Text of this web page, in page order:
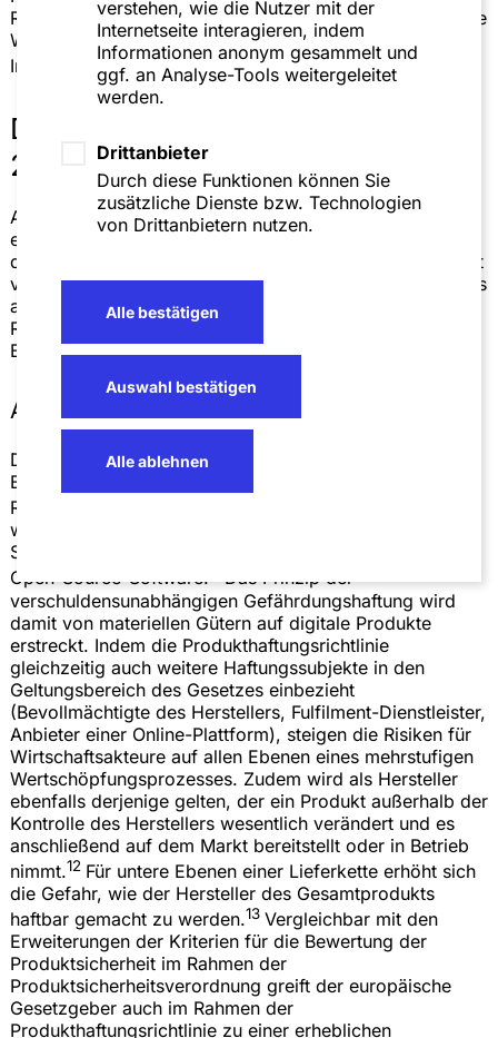
verstehen, wie die Nutzer mit der
Internetseite interagieren, indem
Informationen anonym gesammelt und
ggf. an Analyse-Tools weitergeleitet
werden.
Drittanbieter
Durch diese Funktionen können Sie
zusätzliche Dienste bzw. Technologien
von Drittanbietern nutzen.
Alle bestätigen
Auswahl bestätigen
Alle ablehnen
Recht auf Abhilfe verbandsklagefähig, sodass betroffene
Wirtschaftsakteure zukünftig vermehrt gebündelter
Inanspruchnahme ausgesetzt sein werden.9
Die Produkthaftungsrichtlinie (EU)
2024/2853
Auch die neue Produkthaftungsrichtlinie
hebt den
europäischen Rechtsrahmen für Produkthaftung in das
digitale Zeitalter. Der europäische Gesetzgeber erweitert
vor diesem Hintergrund sowohl den Begriff des Produkts
als auch des Produktfehlers. Sprengkraft bergen die
Regelungen zur Offenlegung von Beweismitteln und zur
Beweislastverteilung.
Ausweitung des Haftungsregimes
Die Produkthaftungsrichtlinie erweitert die Definition des
Begriffs „Produkt“ auf digitale Fertigungsdateien,
Rohmaterialien, Elektrizität und Software.
werden sollen sowohl Standard-Software als auch KI-
Systeme mit Ausnahme von nicht-kommerzieller und
Open-Source-Software.
Das Prinzip der
verschuldensunabhängigen Gefährdungshaftung wird
damit von materiellen Gütern auf digitale Produkte
erstreckt. Indem die Produkthaftungsrichtlinie
gleichzeitig auch weitere Haftungssubjekte in den
Geltungsbereich des Gesetzes einbezieht
(Bevollmächtigte des Herstellers, Fulfilment-Dienstleister,
Anbieter einer Online-Plattform), steigen die Risiken für
Wirtschaftsakteure auf allen Ebenen eines mehrstufigen
Wertschöpfungsprozesses. Zudem wird als Hersteller
ebenfalls derjenige gelten, der ein Produkt außerhalb der
Kontrolle des Herstellers wesentlich verändert und es
anschließend auf dem Markt bereitstellt oder in Betrieb
nimmt.12 Für untere Ebenen einer Lieferkette erhöht sich
die Gefahr, wie der Hersteller des Gesamtprodukts
haftbar gemacht zu werden.13 Vergleichbar mit den
Erweiterungen der Kriterien für die Bewertung der
Produktsicherheit im Rahmen der
Produktsicherheitsverordnung greift der europäische
Gesetzgeber auch im Rahmen der
Produkthaftungsrichtlinie zu einer erheblichen